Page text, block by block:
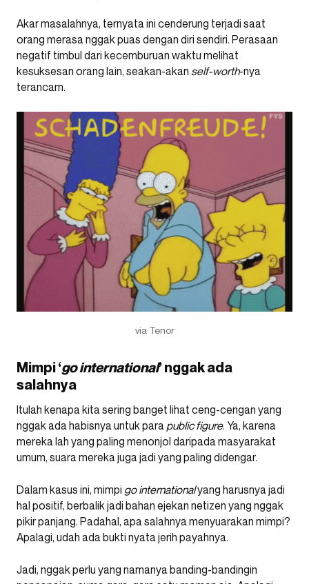
Akar masalahnya, ternyata ini cenderung terjadi saat
orang merasa nggak puas dengan diri sendiri. Perasaan
negatif timbul dari kecemburuan waktu melihat
kesuksesan orang lain, seakan-akan self-worth-nya
terancam.
via Tenor
Mimpi ‘go international’ nggak ada
salahnya
Itulah kenapa kita sering banget lihat ceng-cengan yang
nggak ada habisnya untuk para public figure. Ya, karena
mereka lah yang paling menonjol daripada masyarakat
umum, suara mereka juga jadi yang paling didengar.
Dalam kasus ini, mimpi go internationalyang harusnya jadi
hal positif, berbalik jadi bahan ejekan netizen yang nggak
pikir panjang. Padahal, apa salahnya menyuarakan mimpi?
Apalagi, udah ada bukti nyata jerih payahnya.
Jadi, nggak perlu yang namanya banding-bandingin